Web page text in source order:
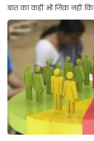
बात का कहीं भी जिक्र नहीं